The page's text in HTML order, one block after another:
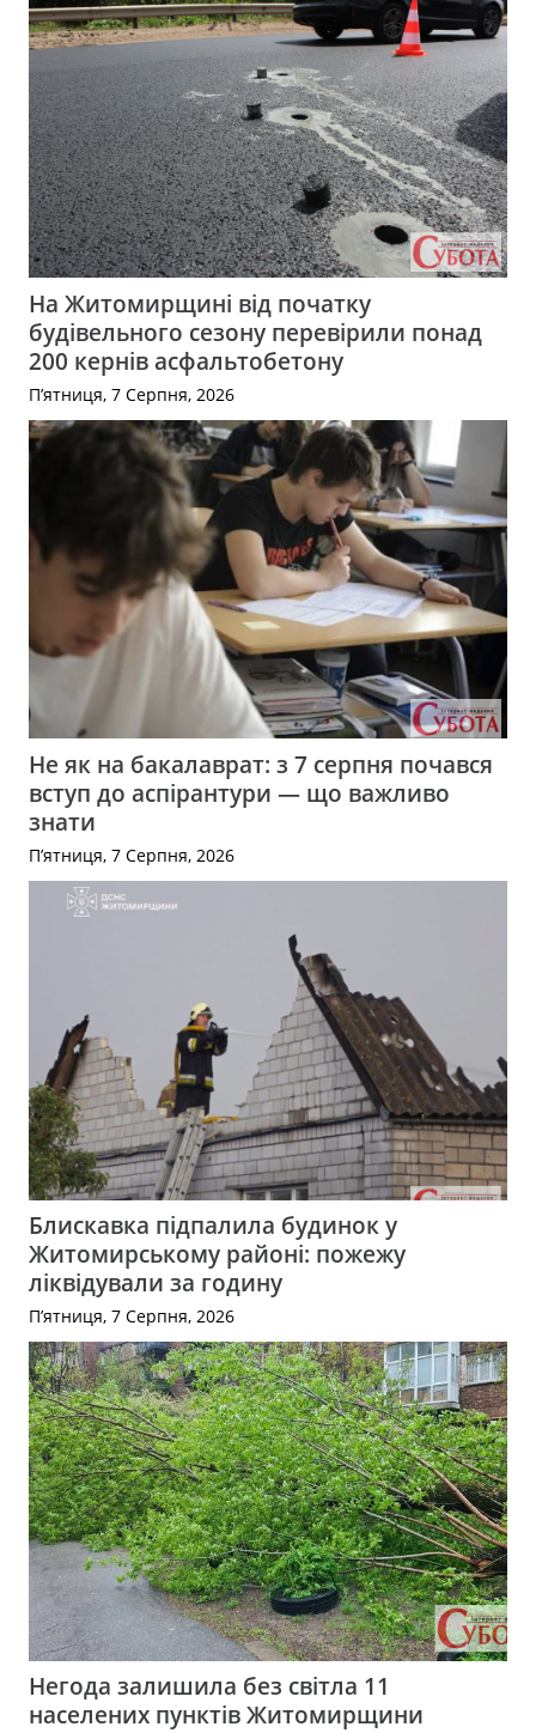
На Житомирщині від початку
будівельного сезону перевірили понад
200 кернів асфальтобетону
П’ятниця, 7 Серпня, 2026
Не як на бакалаврат: з 7 серпня почався
вступ до аспірантури — що важливо
знати
П’ятниця, 7 Серпня, 2026
Блискавка підпалила будинок у
Житомирському районі: пожежу
ліквідували за годину
П’ятниця, 7 Серпня, 2026
Негода залишила без світла 11
населених пунктів Житомирщини